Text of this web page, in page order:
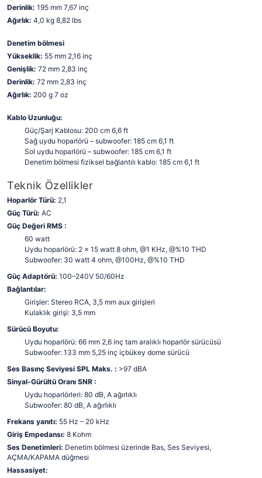
Derinlik: 195 mm 7,67 inç
Ağırlık: 4,0 kg 8,82 lbs
Denetim bölmesi
Yükseklik: 55 mm 2,16 inç
Genişlik: 72 mm 2,83 inç
Derinlik: 72 mm 2,83 inç
Ağırlık: 200 g 7 oz
Kablo Uzunluğu:
Güç/Şarj Kablosu: 200 cm 6,6 ft
Sağ uydu hoparlörü – subwoofer: 185 cm 6,1 ft
Sol uydu hoparlörü – subwoofer: 185 cm 6,1 ft
Denetim bölmesi fiziksel bağlantılı kablo: 185 cm 6,1 ft
Teknik Özellikler
Hoparlör Türü: 2,1
Güç Türü: AC
Güç Değeri RMS :
60 watt
Uydu hoparlörü: 2 x 15 watt 8 ohm, @1 KHz, @%10 THD
Subwoofer: 30 watt 4 ohm, @100Hz, @%10 THD
Güç Adaptörü: 100–240V 50/60Hz
Bağlantılar:
Girişler: Stereo RCA, 3,5 mm aux girişleri
Kulaklık girişi: 3,5 mm
Sürücü Boyutu:
Uydu hoparlörü: 66 mm 2,6 inç tam aralıklı hoparlör sürücüsü
Subwoofer: 133 mm 5,25 inç içbükey dome sürücü
Ses Basınç Seviyesi SPL Maks. : >97 dBA
Sinyal-Gürültü Oranı SNR :
Uydu hoparlörleri: 80 dB, A ağırlıklı
Subwoofer: 80 dB, A ağırlıklı
Frekans yanıtı: 55 Hz – 20 kHz
Giriş Empedansı: 8 Kohm
Ses Denetimleri: Denetim bölmesi üzerinde Bas, Ses Seviyesi,
AÇMA/KAPAMA düğmesi
Hassasiyet: